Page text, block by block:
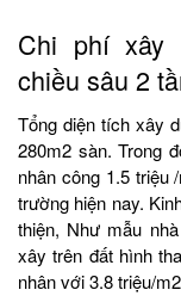
Chi phí xây
chiều sâu 2
Tổng diện tích xây
280m2 sàn. Trong
nhân công 1.5 triệu
trường hiện nay.
thiện, Như mẫu nhà
xây trên đất hình
nhân với 3.8 triệu/